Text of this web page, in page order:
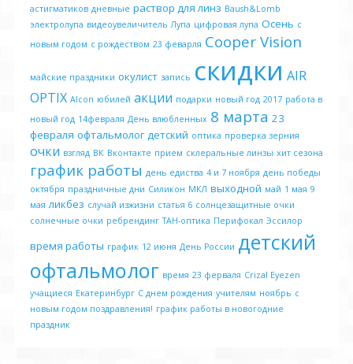
астигматиков дневные раствор для линз Baush&Lomb
электролупа видеоувеличитель Лупа цифровая лупа Осень с
новым годом с рождеством 23 феварля Cooper Vision
майские праздники окулист запись скидки AIR
OPTIX Alcon юбилей акции подарки новый год 2017 работа в
новый год 14февраля День влюбленных 8 марта 23
февраля офтальмолог детский оптика проверка зерния
очки взгляд ВК Вконтакте прием склеральные линзы хит сезона
график работы день едиства 4 и 7 ноября день победы
октября праздничные дни Силикон МКЛ выходной май 1 мая 9
мая ликбез случай изжизни статья 6 солнцезащитные очки
солнечные очки ребрендинг ТАН-оптика Перифокал Эссилор
время работы график 12 июня День России детский
офтальмолог время 23 ферваля Crizal Eyezen
учащиеся Екатеринбург С днем рождения учителям ноябрь с
новым годом поздравления! график работы в новогодние
праздник